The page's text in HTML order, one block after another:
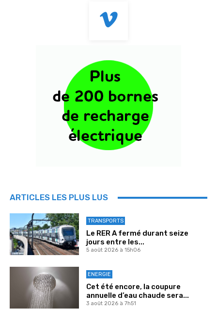
ARTICLES LES PLUS LUS
TRANSPORTS
Le RER A fermé durant seize
jours entre les...
5 août 2026 à 15h06
ENERGIE
Cet été encore, la coupure
annuelle d’eau chaude sera...
3 août 2026 à 7h51